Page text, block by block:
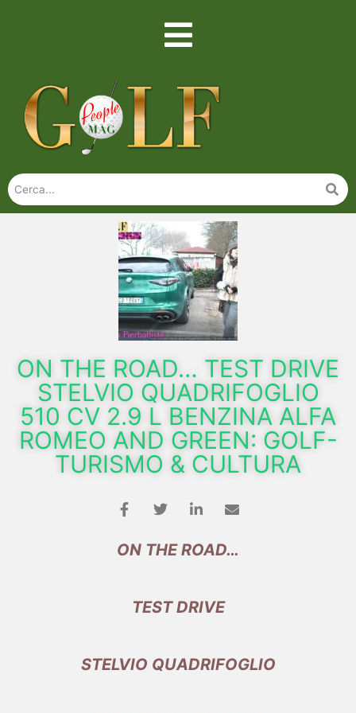
ON THE ROAD… TEST DRIVE
STELVIO QUADRIFOGLIO
510 CV 2.9 L BENZINA ALFA
ROMEO AND GREEN: GOLF-
TURISMO & CULTURA
ON THE ROAD…
TEST DRIVE
STELVIO QUADRIFOGLIO